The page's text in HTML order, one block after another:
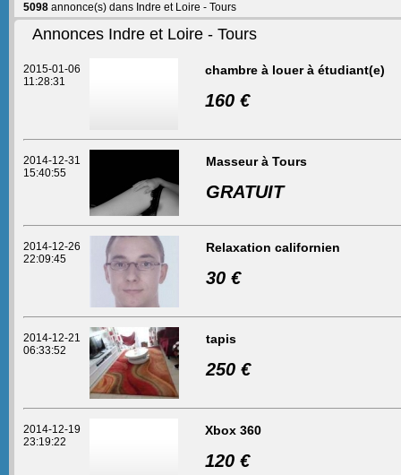
5098 annonce(s) dans Indre et Loire - Tours
Annonces Indre et Loire - Tours
2015-01-06
11:28:31
chambre à louer à étudiant(e)
160 €
2014-12-31
15:40:55
Masseur à Tours
GRATUIT
2014-12-26
22:09:45
Relaxation californien
30 €
2014-12-21
06:33:52
tapis
250 €
2014-12-19
23:19:22
Xbox 360
120 €